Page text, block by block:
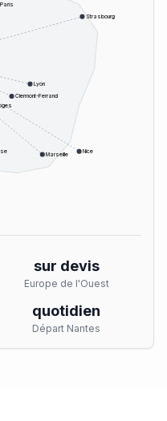
Paris
Lyon
Marseille Nice
Strasbourg
Clermont-Ferrand
sur devis
Europe de l'Ouest
quotidien
Départ Nantes